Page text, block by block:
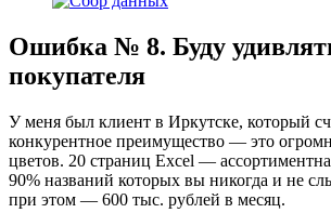
Ошибка № 8. Буду
покупателя
У меня был клиент в Иркутске, который
конкурентное преимущество — это
цветов. 20 страниц Excel —
90% названий которых вы никогда и не
при этом — 600 тыс. рублей в месяц.